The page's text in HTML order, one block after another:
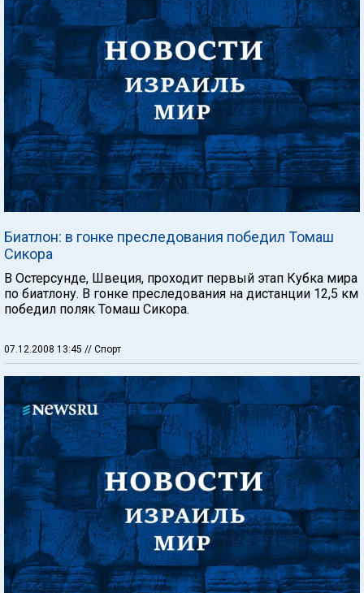
Биатлон: в гонке преследования победил Томаш
Сикора
В Остерсунде, Швеция, проходит первый этап Кубка мира
по биатлону. В гонке преследования на дистанции 12,5 км
победил поляк Томаш Сикора.
07.12.2008 13:45 // Спорт